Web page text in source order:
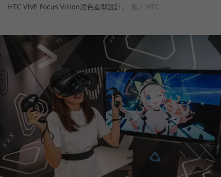
HTC VIVE Focus Vision黑色造型設計。 圖／ HTC